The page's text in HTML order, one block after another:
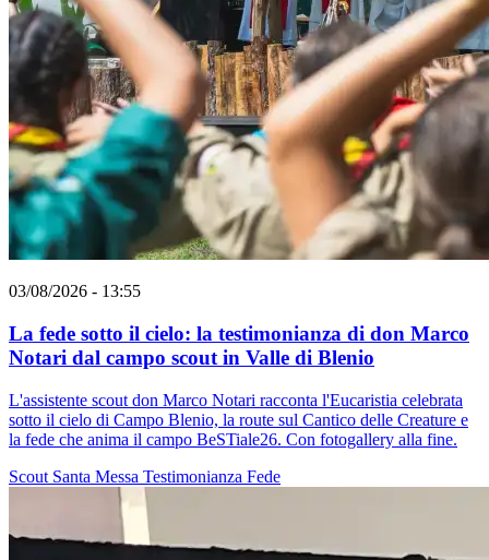
03/08/2026 - 13:55
La fede sotto il cielo: la testimonianza di don Marco
Notari dal campo scout in Valle di Blenio
L'assistente scout don Marco Notari racconta l'Eucaristia celebrata
sotto il cielo di Campo Blenio, la route sul Cantico delle Creature e
la fede che anima il campo BeSTiale26. Con fotogallery alla fine.
Scout Santa Messa Testimonianza Fede